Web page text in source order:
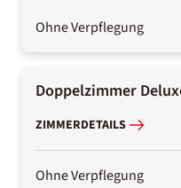
Ohne Verpflegung
Doppelzimmer
ZIMMERDETAILS
Ohne Verpflegung